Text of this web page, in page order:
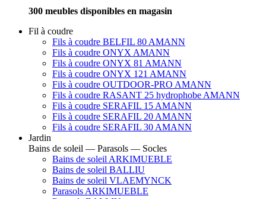
300 meubles disponibles en magasin
Fil à coudre
Fils à coudre BELFIL 80 AMANN
Fils à coudre ONYX AMANN
Fils à coudre ONYX 81 AMANN
Fils à coudre ONYX 121 AMANN
Fils à coudre OUTDOOR-PRO AMANN
Fils à coudre RASANT 25 hydrophobe AMANN
Fils à coudre SERAFIL 15 AMANN
Fils à coudre SERAFIL 20 AMANN
Fils à coudre SERAFIL 30 AMANN
Jardin
Bains de soleil — Parasols — Socles
Bains de soleil ARKIMUEBLE
Bains de soleil BALLIU
Bains de soleil VLAEMYNCK
Parasols ARKIMUEBLE